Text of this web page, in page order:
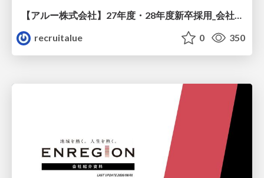
【アルー株式会社】27年度・28年度新卒採用_会社説明資料
recruitalue
0 350